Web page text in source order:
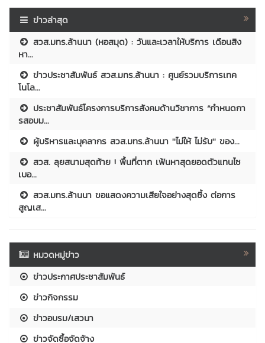
ข่าวล่าสุด
สวส.มทร.ล้านนา (หอสมุด) : วันและเวลาให้บริการ เดือนสิง
หา...
ข่าวประชาสัมพันธ์ สวส.มทร.ล้านนา : ศูนย์รวมบริการเทค
โนโล...
ประชาสัมพันธ์โครงการบริการสังคมด้านวิชาการ “กำหนดกา
รสอบม...
ผู้บริหารและบุคลากร สวส.มทร.ล้านนา ''ไม่ให้ ไม่รับ'' ของ...
สวส. ลุยสนามสุดท้าย ! พื้นที่ตาก เฟ้นหาสุดยอดตัวแทนไซ
เบอ...
สวส.มทร.ล้านนา ขอแสดงความเสียใจอย่างสุดซึ้ง ต่อการ
สูญเส...
หมวดหมู่ข่าว
ข่าวประกาศประชาสัมพันธ์
ข่าวกิจกรรม
ข่าวอบรม/เสวนา
ข่าวจัดซื้อจัดจ้าง